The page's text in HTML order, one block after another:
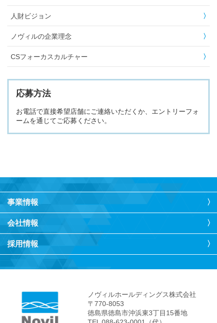
人財ビジョン
ノヴィルの企業理念
CSフォーカスカルチャー
応募方法
お電話で直接希望店舗にご連絡いただくか、エントリーフォ
ームを通じてご応募ください。
事業情報
会社情報
採用情報
ノヴィルホールディングス株式会社
〒770-8053
徳島県徳島市沖浜東3丁目15番地